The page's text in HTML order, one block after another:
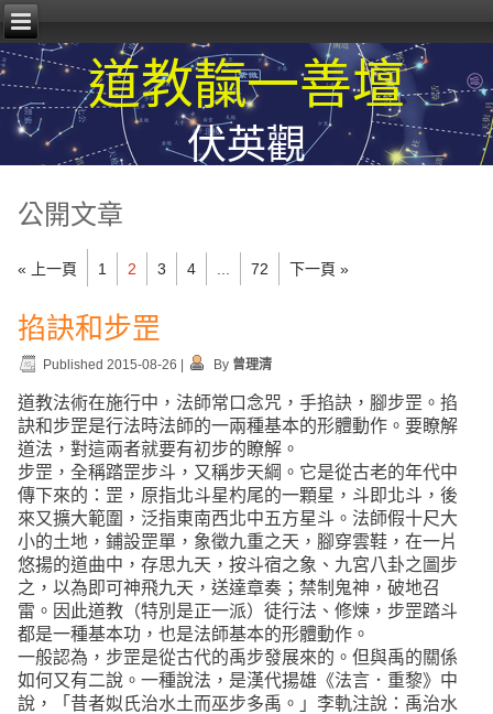
道教靝一善壇
伏英觀
公開文章
« 上一頁 1 2 3 4 72 下一頁 »
掐訣和步罡
Published 2015-08-26 | By 曾理清
道教法術在施行中，法師常口念咒，手掐訣，腳步罡。掐
訣和步罡是行法時法師的一兩種基本的形體動作。要瞭解
道法，對這兩者就要有初步的瞭解。
步罡，全稱踏罡步斗，又稱步天綱。它是從古老的年代中
傳下來的：罡，原指北斗星杓尾的一顆星，斗即北斗，後
來又擴大範圍，泛指東南西北中五方星斗。法師假十尺大
小的土地，鋪設罡單，象徵九重之天，腳穿雲鞋，在一片
悠揚的道曲中，存思九天，按斗宿之象、九宮八卦之圖步
之，以為即可神飛九天，送達章奏；禁制鬼神，破地召
雷。因此道教（特別是正一派）徒行法、修煉，步罡踏斗
都是一種基本功，也是法師基本的形體動作。
一般認為，步罡是從古代的禹步發展來的。但與禹的關係
如何又有二說。一種說法，是漢代揚雄《法言．重黎》中
說，「昔者姒氏治水土而巫步多禹。」李軌注說：禹治水